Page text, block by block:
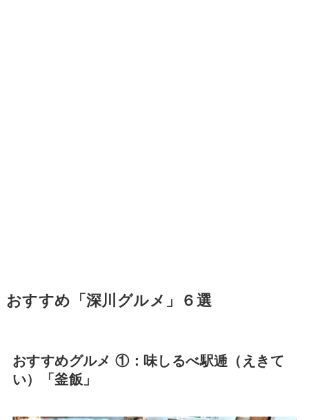
おすすめ「深川グルメ」６選
おすすめグルメ ①：味しるべ駅逓（えきて
い）「釜飯」